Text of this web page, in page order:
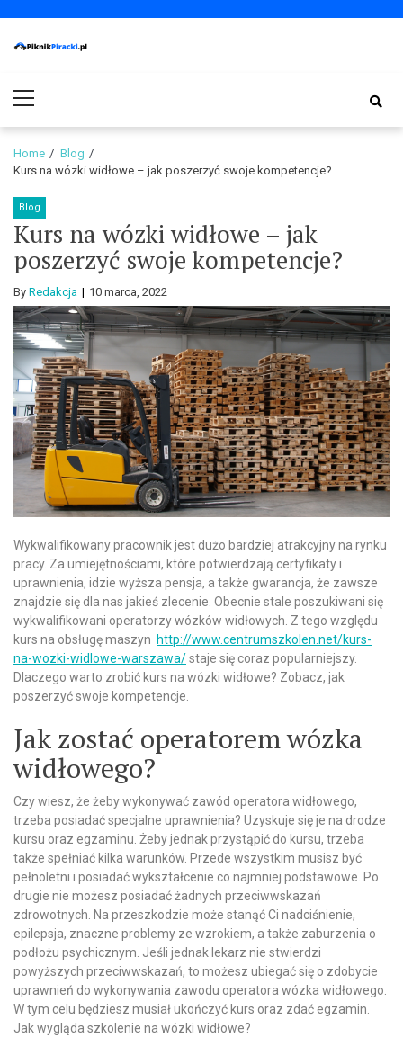
navigation
content
Menu
Home
Blog
Kurs na wózki widłowe – jak poszerzyć swoje kompetencje?
Blog
Kurs na wózki widłowe – jak
poszerzyć swoje kompetencje?
By Redakcja 10 marca, 2022
Wykwalifikowany pracownik jest dużo bardziej atrakcyjny na rynku
pracy. Za umiejętnościami, które potwierdzają certyfikaty i
uprawnienia, idzie wyższa pensja, a także gwarancja, że zawsze
znajdzie się dla nas jakieś zlecenie. Obecnie stale poszukiwani się
wykwalifikowani operatorzy wózków widłowych. Z tego względu
kurs na obsługę maszyn http://www.centrumszkolen.net/kurs-
na-wozki-widlowe-warszawa/staje się coraz popularniejszy.
Dlaczego warto zrobić kurs na wózki widłowe? Zobacz, jak
poszerzyć swoje kompetencje.
Jak zostać operatorem wózka
widłowego?
Czy wiesz, że żeby wykonywać zawód operatora widłowego,
trzeba posiadać specjalne uprawnienia? Uzyskuje się je na drodze
kursu oraz egzaminu. Żeby jednak przystąpić do kursu, trzeba
także spełniać kilka warunków. Przede wszystkim musisz być
pełnoletni i posiadać wykształcenie co najmniej podstawowe. Po
drugie nie możesz posiadać żadnych przeciwwskazań
zdrowotnych. Na przeszkodzie może stanąć Ci nadciśnienie,
epilepsja, znaczne problemy ze wzrokiem, a także zaburzenia o
podłożu psychicznym. Jeśli jednak lekarz nie stwierdzi
powyższych przeciwwskazań, to możesz ubiegać się o zdobycie
uprawnień do wykonywania zawodu operatora wózka widłowego.
W tym celu będziesz musiał ukończyć kurs oraz zdać egzamin.
Jak wygląda szkolenie na wózki widłowe?